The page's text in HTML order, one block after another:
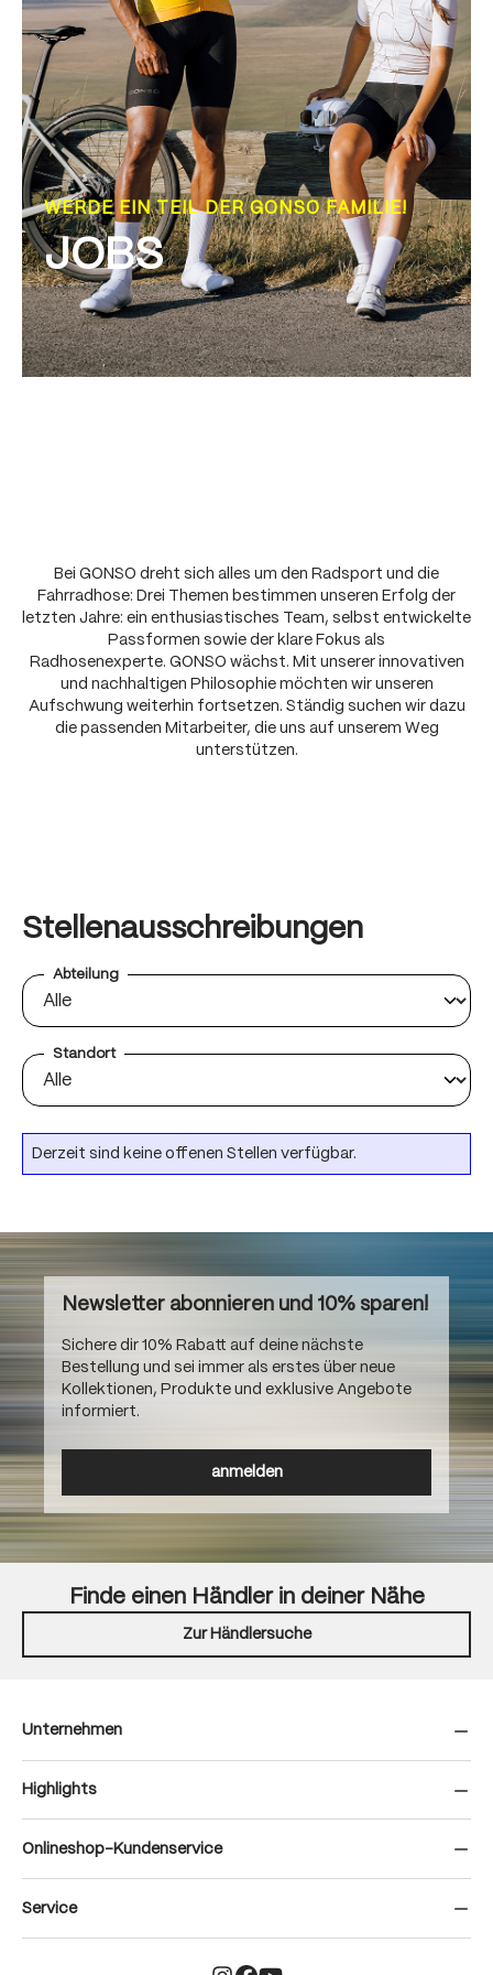
WERDE EIN TEIL DER GONSO FAMILIE!
JOBS
Bei GONSO dreht sich alles um den Radsport und die
Fahrradhose: Drei Themen bestimmen unseren Erfolg der
letzten Jahre: ein enthusiastisches Team, selbst entwickelte
Passformen sowie der klare Fokus als
Radhosenexperte. GONSO wächst. Mit unserer innovativen
und nachhaltigen Philosophie möchten wir unseren
Aufschwung weiterhin fortsetzen. Ständig suchen wir dazu
die passenden Mitarbeiter, die uns auf unserem Weg
unterstützen.
Stellenausschreibungen
Abteilung
Standort
Derzeit sind keine offenen Stellen verfügbar.
Newsletter abonnieren und 10% sparen!
Sichere dir 10% Rabatt auf deine nächste
Bestellung und sei immer als erstes über neue
Kollektionen, Produkte und exklusive Angebote
informiert.
anmelden
Finde einen Händler in deiner Nähe
Zur Händlersuche
Unternehmen
Highlights
Onlineshop-Kundenservice
Service